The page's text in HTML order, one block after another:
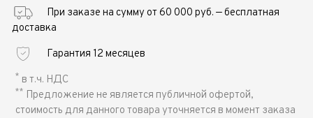
При заказе на сумму от 60 000 руб. — бесплатная
доставка
Гарантия 12 месяцев
* в т.ч. НДС
** Предложение не является публичной офертой,
стоимость для данного товара уточняется в момент заказа